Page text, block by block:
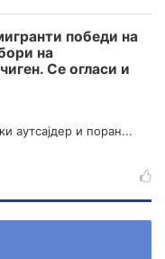
победи на
на
Се огласи и
аутсајдер и поран...